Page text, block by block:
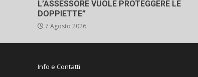
L’ASSESSORE VUOLE PROTEGGERE LE
DOPPIETTE”
7 Agosto 2026
Info e Contatti